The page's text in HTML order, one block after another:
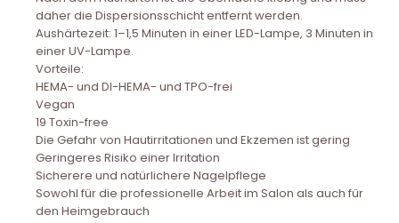
daher die Dispersionsschicht entfernt werden.
Aushärtezeit: 1–1,5 Minuten in einer LED-Lampe, 3 Minuten in
einer UV-Lampe.
Vorteile:
HEMA- und DI-HEMA- und TPO-frei
Vegan
19 Toxin-free
Die Gefahr von Hautirritationen und Ekzemen ist gering
Geringeres Risiko einer Irritation
Sicherere und natürlichere Nagelpflege
Sowohl für die professionelle Arbeit im Salon als auch für
den Heimgebrauch